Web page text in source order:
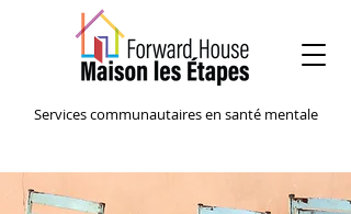
Services communautaires en santé mentale